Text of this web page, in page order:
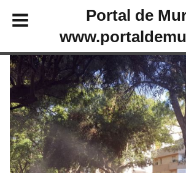
Portal de